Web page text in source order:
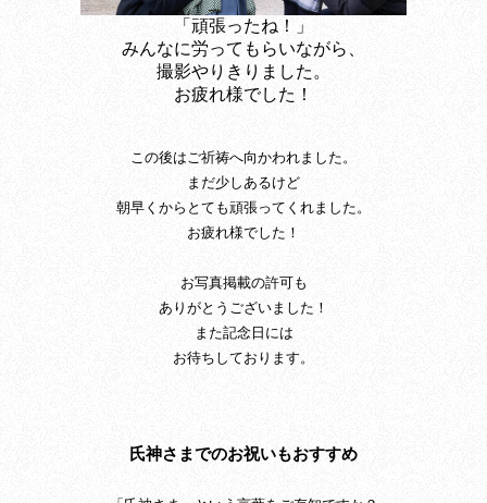
「頑張ったね！」
みんなに労ってもらいながら、
撮影やりきりました。
お疲れ様でした！
この後はご祈祷へ向かわれました。
まだ少しあるけど
朝早くからとても頑張ってくれました。
お疲れ様でした！
お写真掲載の許可も
ありがとうございました！
また記念日には
お待ちしております。
氏神さまでのお祝いもおすすめ